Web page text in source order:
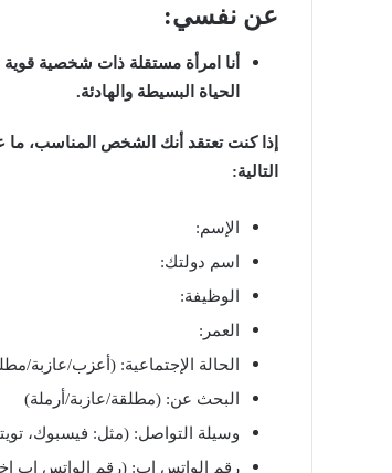
عن نفسي:
أنا امرأة مستقلة ذات شخصية قوية
الحياة البسيطة والهادئة.
إذا كنت تعتقد أنك الشخص المناسب، ما
التالية:
الإسم:
اسم دولتك:
الوظيفة:
العمر:
الحالة الإجتماعية: (أعزب/عازبة/
البحث عن: (مطلقة/عازبة/أرملة)
وسيلة التواصل: (مثل: فيسبوك،
رقم الواتس اب: (رقم الواتس اب